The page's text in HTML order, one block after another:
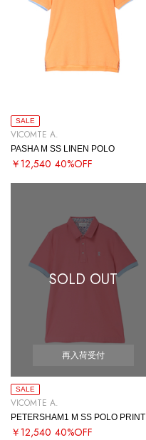
SALE
VICOMTE A.
PASHA M SS LINEN POLO
￥12,540 40%OFF
SOLD OUT
再入荷受付
SALE
VICOMTE A.
PETERSHAM1 M SS POLO PRINT
￥12,540 40%OFF